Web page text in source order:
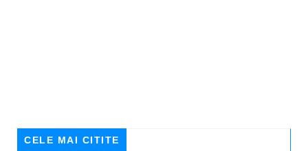
CELE MAI CITITE